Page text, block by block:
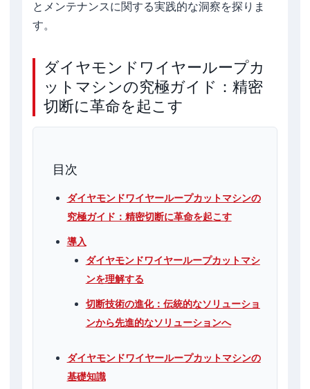
とメンテナンスに関する実践的な洞察を探りま
す。
ダイヤモンドワイヤーループカ
ットマシンの究極ガイド：精密
切断に革命を起こす
目次
ダイヤモンドワイヤーループカットマシンの
究極ガイド：精密切断に革命を起こす
導入
ダイヤモンドワイヤーループカットマシ
ンを理解する
切断技術の進化：伝統的なソリューショ
ンから先進的なソリューションへ
ダイヤモンドワイヤーループカットマシンの
基礎知識